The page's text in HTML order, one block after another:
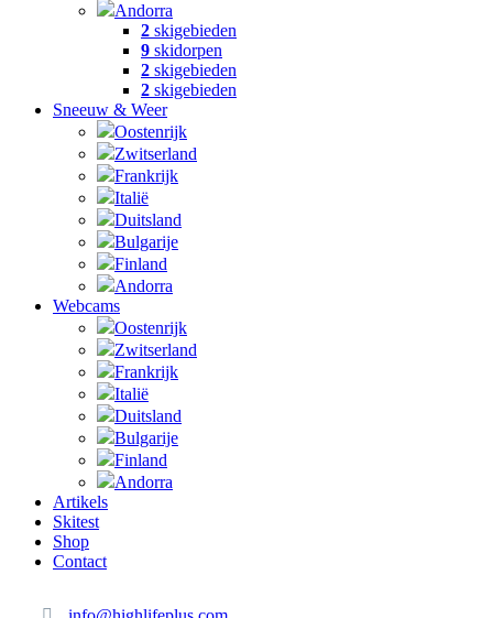
Andorra
2 skigebieden
9 skidorpen
2 skigebieden
2 skigebieden
Sneeuw & Weer
Oostenrijk
Zwitserland
Frankrijk
Italië
Duitsland
Bulgarije
Finland
Andorra
Webcams
Oostenrijk
Zwitserland
Frankrijk
Italië
Duitsland
Bulgarije
Finland
Andorra
Artikels
Skitest
Shop
Contact